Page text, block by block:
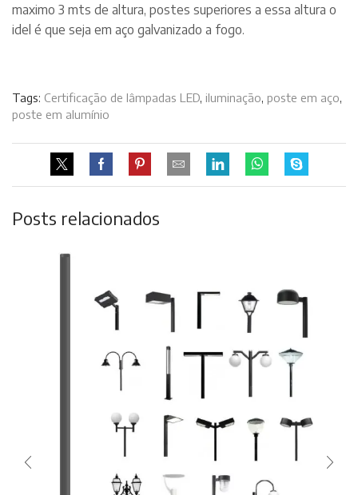
maximo 3 mts de altura, postes superiores a essa altura o
idel é que seja em aço galvanizado a fogo.
Tags: Certificação de lâmpadas LED, iluminação, poste em aço,
poste em alumínio
Posts relacionados